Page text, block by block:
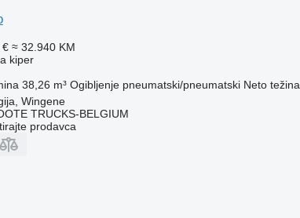
€ ≈ 32.940 KM
kiper
38,26 m³ Ogibljenje pneumatski/pneumatski Neto težina
Wingene
TRUCKS-BELGIUM
prodavca